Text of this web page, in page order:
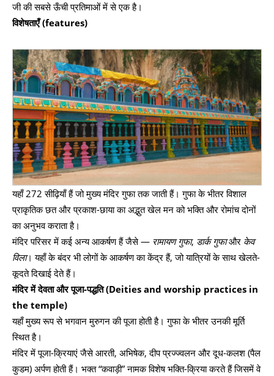
जी की सबसे ऊँची प्रतिमाओं में से एक है।
विशेषताएँ (features)
यहाँ 272 सीढ़ियाँ हैं जो मुख्य मंदिर गुफा तक जाती हैं। गुफा के भीतर विशाल
प्राकृतिक छत और प्रकाश-छाया का अद्भुत खेल मन को भक्ति और रोमांच दोनों
का अनुभव कराता है।
मंदिर परिसर में कई अन्य आकर्षण हैं जैसे — रामायण गुफा, डार्क गुफाऔर केव
विला। यहाँ के बंदर भी लोगों के आकर्षण का केंद्र हैं, जो यात्रियों के साथ खेलते-
कूदते दिखाई देते हैं।
मंदिर में देवता और पूजा-पद्धति (Deities and worship practices in
the temple)
यहाँ मुख्य रूप से भगवान मुरुगन की पूजा होती है। गुफा के भीतर उनकी मूर्ति
स्थित है।
मंदिर में पूजा-क्रियाएं जैसे आरती, अभिषेक, दीप प्रज्ज्वलन और दूध-कलश (पैल
कुडम) अर्पण होती हैं। भक्त “कवाड़ी” नामक विशेष भक्ति-क्रिया करते हैं जिसमें वे